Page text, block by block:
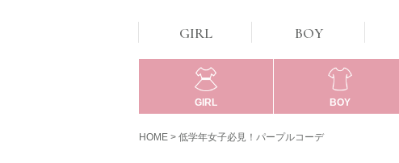
GIRL BOY
GIRL BOY
HOME 低学年女子必見！パープルコーデ